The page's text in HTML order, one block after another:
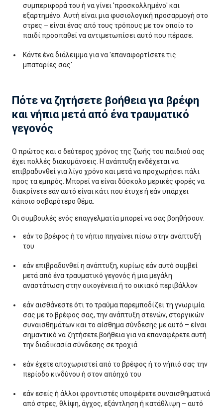
συμπεριφορά του ή να γίνει 'προσκολλημένο' και
εξαρτημένο. Αυτή είναι μια φυσιολογική προσαρμογή στο
στρες – είναι ένας από τους τρόπους με τον οποίο το
παιδί προσπαθεί να αντιμετωπίσει αυτό που πέρασε.
Κάντε ένα διάλειμμα για να 'επαναφορτίσετε τις
μπαταρίες σας'.
Πότε να ζητήσετε βοήθεια για βρέφη
και νήπια μετά από ένα τραυματικό
γεγονός
Ο πρώτος και ο δεύτερος χρόνος της ζωής του παιδιού σας
έχει πολλές διακυμάνσεις. Η ανάπτυξη ενδέχεται να
επιβραδυνθεί για λίγο χρόνο και μετά να προχωρήσει πάλι
προς τα εμπρός. Μπορεί να είναι δύσκολο μερικές φορές να
διακρίνετε εάν αυτό είναι κάτι που έτυχε ή εάν υπάρχει
κάποιο σοβαρότερο θέμα.
Οι συμβουλές ενός επαγγελματία μπορεί να σας βοηθήσουν:
εάν το βρέφος ή το νήπιο πηγαίνει πίσω στην ανάπτυξή
του
εάν επιβραδυνθεί η ανάπτυξη, κυρίως εάν αυτό συμβεί
μετά από ένα τραυματικό γεγονός ή μια μεγάλη
αναστάτωση στην οικογένεια ή το οικιακό περιβάλλον
εάν αισθάνεστε ότι το τραύμα παρεμποδίζει τη γνωριμία
σας με το βρέφος σας, την ανάπτυξη στενών, στοργικών
συναισθημάτων και το αίσθημα σύνδεσης με αυτό – είναι
σημαντικό να ζητήσετε βοήθεια για να επαναφέρετε αυτή
την διαδικασία σύνδεσης σε τροχιά
εάν έχετε αποχωριστεί από το βρέφος ή το νήπιό σας την
περίοδο κινδύνου ή στον απόηχό του
εάν εσείς ή άλλοι φροντιστές υποφέρετε συναισθηματικά
από στρες, θλίψη, άγχος, εξάντληση ή κατάθλιψη – αυτό